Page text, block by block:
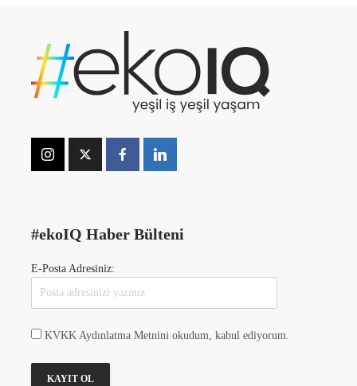
#ekoIQ Haber Bülteni
E-Posta Adresiniz:
KVKK Aydınlatma Metnini okudum, kabul ediyorum.